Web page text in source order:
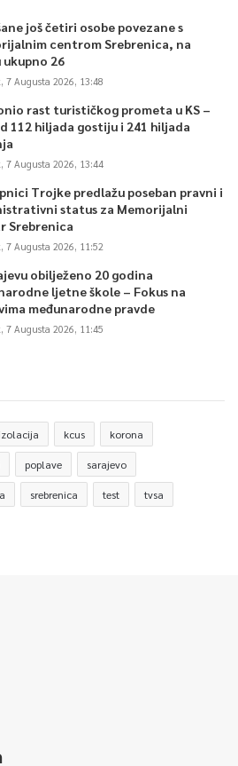
još četiri osobe povezane s
centrom Srebrenica, na
ukupno 26
7 Augusta 2026, 13:48
rast turističkog prometa u KS –
112 hiljada gostiju i 241 hiljada
7 Augusta 2026, 13:44
Trojke predlažu poseban pravni i
status za Memorijalni
Srebrenica
7 Augusta 2026, 11:52
obilježeno 20 godina
ljetne škole – Fokus na
međunarodne pravde
7 Augusta 2026, 11:45
izolacija kcus korona
poplave sarajevo
srebrenica test tvsa